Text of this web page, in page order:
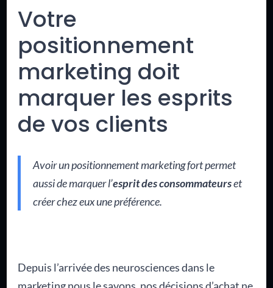
Votre
positionnement
marketing doit
marquer les esprits
de vos clients
Avoir un positionnement marketing fort permet
aussi de marquer l’esprit des consommateurset
créer chez eux une préférence.
Depuis l’arrivée des neurosciences dans le